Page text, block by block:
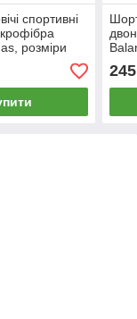
спортивні
розміри
сині, 011486